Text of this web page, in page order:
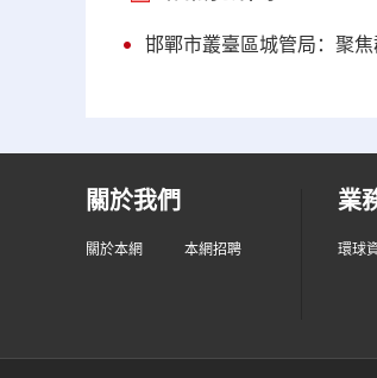
邯鄲市叢臺區城管局：聚
關於我們
關於本網 本網招聘
業
環球